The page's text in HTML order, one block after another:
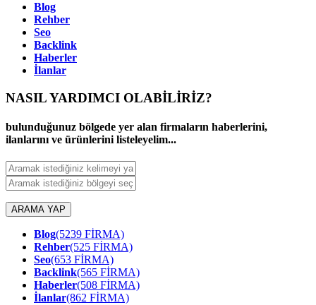
Blog
Rehber
Seo
Backlink
Haberler
İlanlar
NASIL YARDIMCI OLABİLİRİZ?
bulunduğunuz bölgede yer alan firmaların haberlerini,
ilanlarını ve ürünlerini listeleyelim...
ARAMA YAP
Blog(5239 FİRMA)
Rehber(525 FİRMA)
Seo(653 FİRMA)
Backlink(565 FİRMA)
Haberler(508 FİRMA)
İlanlar(862 FİRMA)